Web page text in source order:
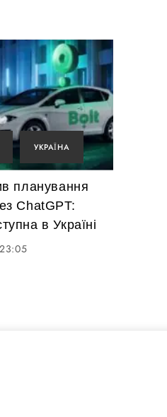
УКРАЇНА
планування
ChatGPT:
в Україні